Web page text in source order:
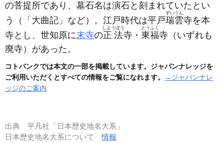
の菩提所であり、墓石名は演石と刻まれていたとい
う
（「大曲記」など） 。江戸時代は平戸瑞雲
ずいうん
寺を本
寺とし、世知原に末寺の正法
しようぼう
寺・ 東福
とうふく
寺 （いずれも
廃寺） があった。
コトバンクでは本文の一部を掲載しています。ジャパンナレッジを
ご利用いただくとすべての情報をご覧になれます。
→ジャパンナレ
ッジのご案内
出典 平凡社「日本歴史地名大系」
日本歴史地名大系について情報